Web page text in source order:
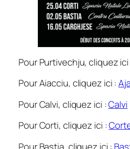
Pour Purtivechju, cliquez ici
Pour Aiacciu, cliquez ici :
Pour Calvi, cliquez ici :Calvi
Pour Corti, cliquez ici :